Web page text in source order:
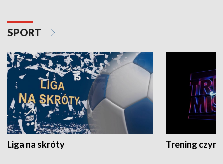
SPORT
Liga na skróty Trening czyni